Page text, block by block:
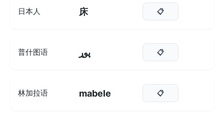
日本人 床 📋
普什图语 پوړ 📋
林加拉语 mabele 📋